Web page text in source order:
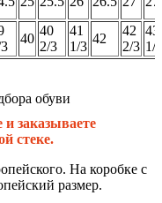
40
40
2/3
41
1/3
42
42
2/3
43
1/3
заказываете
стеке.
На коробке с
размер.